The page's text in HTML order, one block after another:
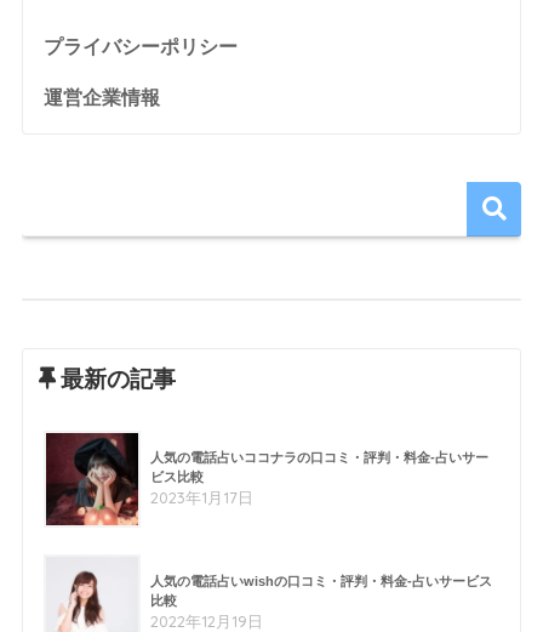
プライバシーポリシー
運営企業情報
最新の記事
人気の電話占いココナラの口コミ・評判・料金-占いサー
ビス比較
2023年1月17日
人気の電話占いwishの口コミ・評判・料金-占いサービス
比較
2022年12月19日